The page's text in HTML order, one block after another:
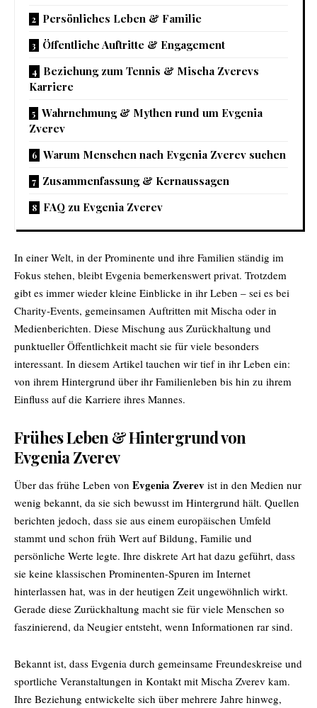
Persönliches Leben & Familie
Öffentliche Auftritte & Engagement
Beziehung zum Tennis & Mischa Zverevs
Karriere
Wahrnehmung & Mythen rund um Evgenia
Zverev
Warum Menschen nach Evgenia Zverev suchen
Zusammenfassung & Kernaussagen
FAQ zu Evgenia Zverev
In einer Welt, in der Prominente und ihre Familien ständig im
Fokus stehen, bleibt Evgenia bemerkenswert privat. Trotzdem
gibt es immer wieder kleine Einblicke in ihr Leben – sei es bei
Charity-Events, gemeinsamen Auftritten mit Mischa oder in
Medienberichten. Diese Mischung aus Zurückhaltung und
punktueller Öffentlichkeit macht sie für viele besonders
interessant. In diesem Artikel tauchen wir tief in ihr Leben ein:
von ihrem Hintergrund über ihr Familienleben bis hin zu ihrem
Einfluss auf die Karriere ihres Mannes.
Frühes Leben & Hintergrund von
Evgenia Zverev
Über das frühe Leben von Evgenia Zverev ist in den Medien nur
wenig bekannt, da sie sich bewusst im Hintergrund hält. Quellen
berichten jedoch, dass sie aus einem europäischen Umfeld
stammt und schon früh Wert auf Bildung, Familie und
persönliche Werte legte. Ihre diskrete Art hat dazu geführt, dass
sie keine klassischen Prominenten-Spuren im Internet
hinterlassen hat, was in der heutigen Zeit ungewöhnlich wirkt.
Gerade diese Zurückhaltung macht sie für viele Menschen so
faszinierend, da Neugier entsteht, wenn Informationen rar sind.
Bekannt ist, dass Evgenia durch gemeinsame Freundeskreise und
sportliche Veranstaltungen in Kontakt mit Mischa Zverev kam.
Ihre Beziehung entwickelte sich über mehrere Jahre hinweg,